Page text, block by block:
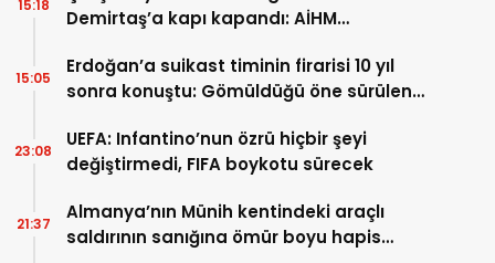
Demirtaş’a kapı kapandı: AİHM
tartışması
15:18
Erdoğan’a suikast timinin firarisi 10 yıl
sonra konuştu: Gömüldüğü öne sürülen
15:05
UEFA: Infantino’nun özrü hiçbir şeyi
değiştirmedi, FIFA boykotu sürecek
23:08
Almanya’nın Münih kentindeki araçlı
saldırının sanığına ömür boyu hapis
21:37